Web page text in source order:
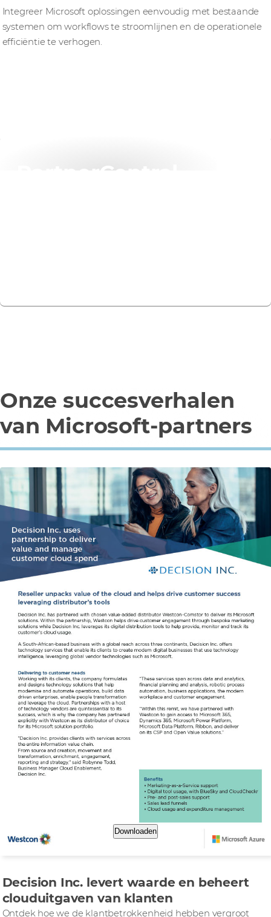
Integreer Microsoft oplossingen eenvoudig met bestaande
systemen om workflows te stroomlijnen en de operationele
efficiëntie te verhogen.
PartnerCentral
Onze succesverhalen
van Microsoft-partners
Downloaden
Decision Inc. levert waarde en beheert
clouduitgaven van klanten
Ontdek hoe we de klantbetrokkenheid hebben vergroot